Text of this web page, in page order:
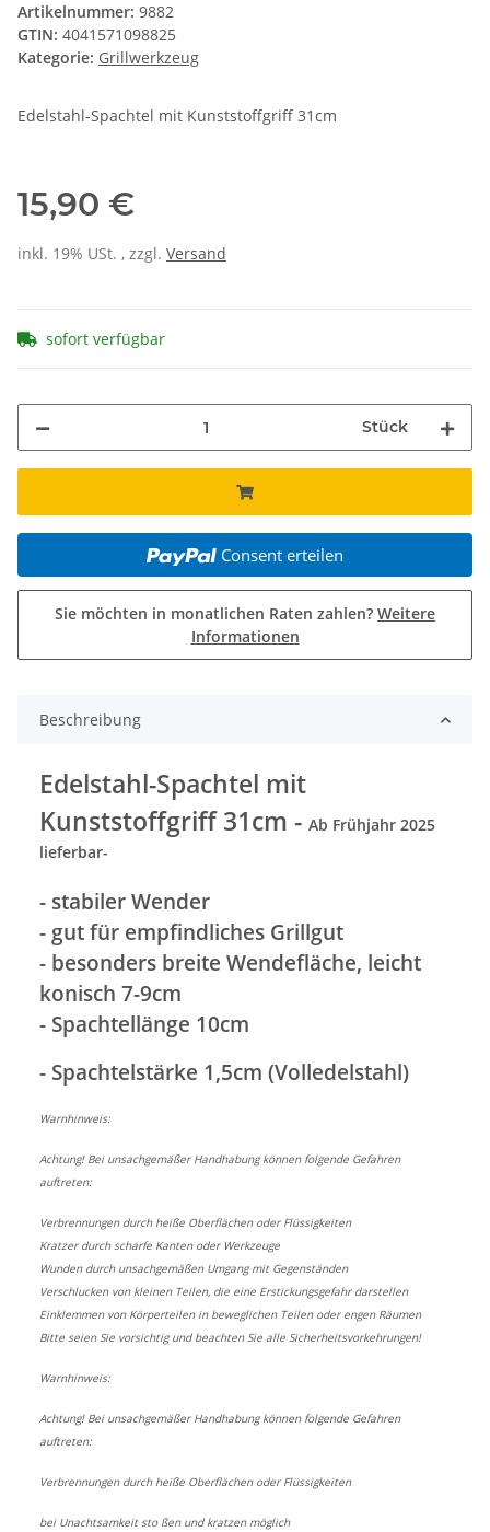
Artikelnummer: 9882
GTIN: 4041571098825
Kategorie: Grillwerkzeug
Edelstahl-Spachtel mit Kunststoffgriff 31cm
15,90 €
inkl. 19% USt. , zzgl. Versand
sofort verfügbar
Stück
Consent erteilen
Sie möchten in monatlichen Raten zahlen? Weitere
Informationen
Beschreibung
Edelstahl-Spachtel mit
Kunststoffgriff 31cm - Ab Frühjahr 2025
lieferbar-
- stabiler Wender
- gut für empfindliches Grillgut
- besonders breite Wendefläche, leicht
konisch 7-9cm
- Spachtellänge 10cm
- Spachtelstärke 1,5cm (Volledelstahl)
Warnhinweis:
Achtung! Bei unsachgemäßer Handhabung können folgende Gefahren
auftreten:
Verbrennungen durch heiße Oberflächen oder Flüssigkeiten
Kratzer durch scharfe Kanten oder Werkzeuge
Wunden durch unsachgemäßen Umgang mit Gegenständen
Verschlucken von kleinen Teilen, die eine Erstickungsgefahr darstellen
Einklemmen von Körperteilen in beweglichen Teilen oder engen Räumen
Bitte seien Sie vorsichtig und beachten Sie alle Sicherheitsvorkehrungen!
Warnhinweis:
Achtung! Bei unsachgemäßer Handhabung können folgende Gefahren
auftreten:
Verbrennungen durch heiße Oberflächen oder Flüssigkeiten
bei Unachtsamkeit sto ßen und kratzen möglich